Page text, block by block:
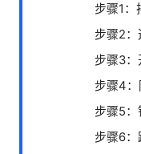
步骤1：
步骤2：
步骤3
步骤4：
步骤5：
步骤6：